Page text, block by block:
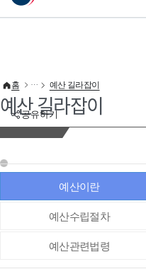
이 누리집은 대한민국 공식 전자정부 누
공유하기
홈 예산 길라잡이
예산 길라잡이
예산이란
예산수립절차
예산관련법령